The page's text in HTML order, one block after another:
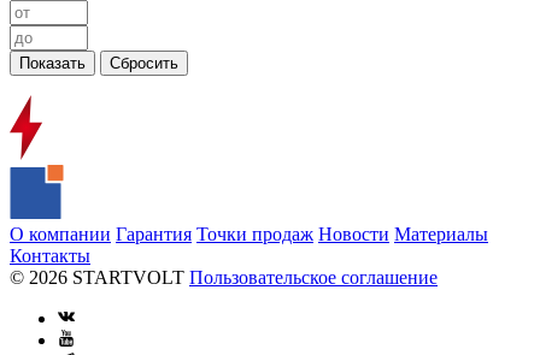
О компании Гарантия Точки продаж Новости Материалы
Контакты
© 2026 STARTVOLT Пользовательское соглашение